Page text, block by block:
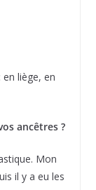
liège, en
ancêtres ?
Mon
il y a eu les